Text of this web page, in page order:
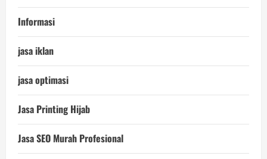
Informasi
jasa iklan
jasa optimasi
Jasa Printing Hijab
Jasa SEO Murah Profesional